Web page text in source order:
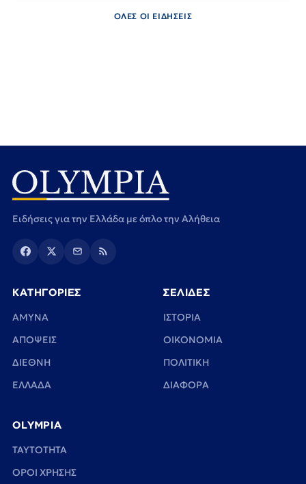
ΟΛΕΣ ΟΙ ΕΙΔΗΣΕΙΣ
Ειδήσεις για την Ελλάδα με όπλο την Αλήθεια
ΚΑΤΗΓΟΡΙΕΣ
ΑΜΥΝΑ
ΑΠΟΨΕΙΣ
ΔΙΕΘΝΗ
ΕΛΛΑΔΑ
ΣΕΛΙΔΕΣ
ΙΣΤΟΡΙΑ
ΟΙΚΟΝΟΜΙΑ
ΠΟΛΙΤΙΚΗ
ΔΙΑΦΟΡΑ
OLYMPIA
TAYTOTHTA
ΟΡΟΙ ΧΡΗΣΗΣ